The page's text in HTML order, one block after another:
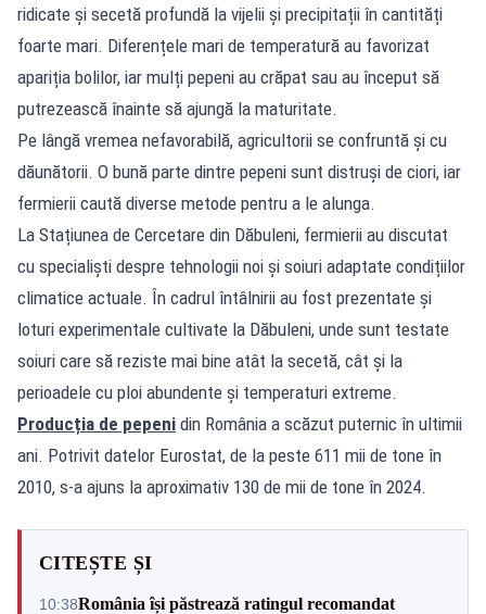
ridicate și secetă profundă la vijelii și precipitații în cantități
foarte mari. Diferențele mari de temperatură au favorizat
apariția bolilor, iar mulți pepeni au crăpat sau au început să
putrezească înainte să ajungă la maturitate.
Pe lângă vremea nefavorabilă, agricultorii se confruntă și cu
dăunătorii. O bună parte dintre pepeni sunt distruși de ciori, iar
fermierii caută diverse metode pentru a le alunga.
La Stațiunea de Cercetare din Dăbuleni, fermierii au discutat
cu specialiști despre tehnologii noi și soiuri adaptate condițiilor
climatice actuale. În cadrul întâlnirii au fost prezentate și
loturi experimentale cultivate la Dăbuleni, unde sunt testate
soiuri care să reziste mai bine atât la secetă, cât și la
perioadele cu ploi abundente și temperaturi extreme.
Producția de pepeni din România a scăzut puternic în ultimii
ani. Potrivit datelor Eurostat, de la peste 611 mii de tone în
2010, s-a ajuns la aproximativ 130 de mii de tone în 2024.
CITEȘTE ȘI
10:38România își păstrează ratingul recomandat